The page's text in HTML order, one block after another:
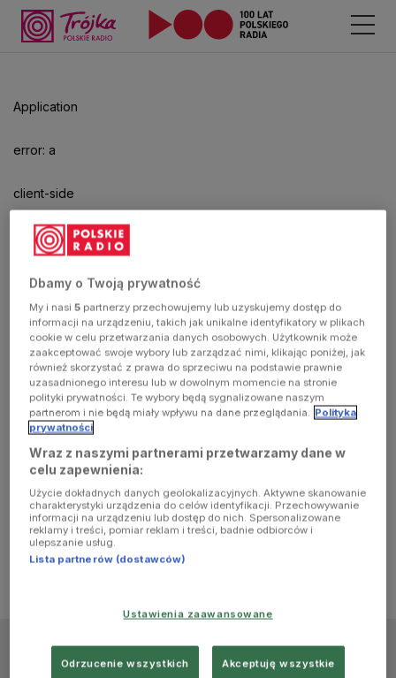
Application
error: a
client-side
exception
has
occurred
(see the
browser
console for
more
information)
Dbamy o Twoją prywatność
My i nasi5 partnerzy przechowujemy lub uzyskujemy dostęp do
informacji na urządzeniu, takich jak unikalne identyfikatory w plikach
cookie w celu przetwarzania danych osobowych. Użytkownik może
zaakceptować swoje wybory lub zarządzać nimi, klikając poniżej, jak
również skorzystać z prawa do sprzeciwu na podstawie prawnie
uzasadnionego interesu lub w dowolnym momencie na stronie
polityki prywatności. Te wybory będą sygnalizowane naszym
partnerom i nie będą miały wpływu na dane przeglądania. Polityka
prywatności
Wraz z naszymi partnerami przetwarzamy dane w
celu zapewnienia:
Użycie dokładnych danych geolokalizacyjnych. Aktywne skanowanie
charakterystyki urządzenia do celów identyfikacji. Przechowywanie
informacji na urządzeniu lub dostęp do nich. Spersonalizowane
reklamy i treści, pomiar reklam i treści, badnie odbiorców i
ulepszanie usług.
Lista partnerów (dostawców)
Ustawienia zaawansowane
Odrzucenie wszystkich Akceptuję wszystkie